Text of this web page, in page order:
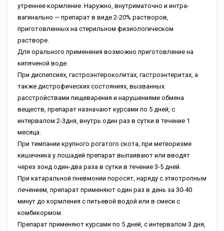
утреннее кормление. Наружно, внутриматочно и интра-
вагинально — препарат в виде 2-20% растворов,
приготовленных на стерильном физиологическом
растворе.
Для орального применения возможно приготовление на
кипяченой воде.
При диспепсиях, гастроэнтероколитах, гастроэнтеритах, а
также дистрофических состояниях, вызванных
расстройствами пищеварения и нарушениями обмена
веществ, препарат назначают курсами по 5 дней, с
интервалом 2-3дня, внутрь один раз в сутки в течение 1
месяца.
При тимпании крупного рогатого скота, при метеоризме
кишечника у лошадей препарат выпаивают или вводят
через зонд один-два раза в сутки в течение 3-5 дней.
При катаральной пневмонии поросят, наряду с этиотропным
лечением, препарат применяют один раз в день за 30-40
минут до кормления с питьевой водой или в смеси с
комбикормом.
Препарат применяют курсами по 5 дней, с интервалом 3 дня,